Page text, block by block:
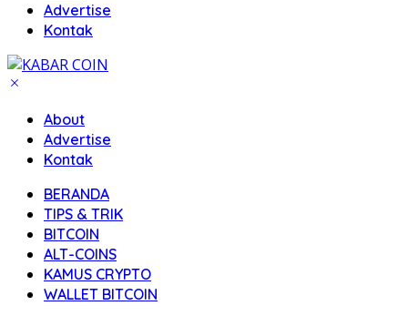
Advertise
Kontak
About
Advertise
Kontak
BERANDA
TIPS & TRIK
BITCOIN
ALT-COINS
KAMUS CRYPTO
WALLET BITCOIN